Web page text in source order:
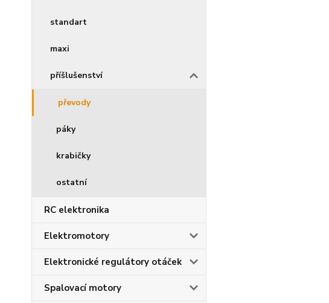
standart
maxi
příšlušenství
převody
páky
krabičky
ostatní
RC elektronika
Elektromotory
Elektronické regulátory otáček
Spalovací motory